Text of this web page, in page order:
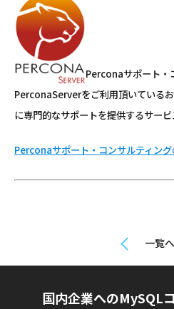
Perconaサポート・
PerconaServerをご利用頂いている
に専門的なサポートを提供するサービ
Perconaサポート・コンサルティン
一覧へ
国内企業へのMySQL